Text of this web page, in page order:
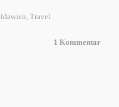
, Travel
1 Kommentar